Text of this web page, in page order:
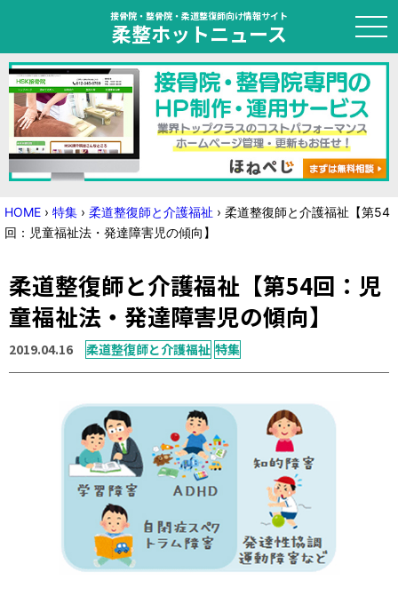
接骨院・整骨院・柔道整復師向け情報サイト
柔整ホットニュース
HOME
トピック
ニュース
国家試験対策
学会・セミナー情報
お問い合わせ
HOME › 特集 › 柔道整復師と介護福祉 › 柔道整復師と介護福祉【第54
回：児童福祉法・発達障害児の傾向】
柔道整復師と介護福祉【第54回：児
童福祉法・発達障害児の傾向】
2019.04.16 柔道整復師と介護福祉 特集